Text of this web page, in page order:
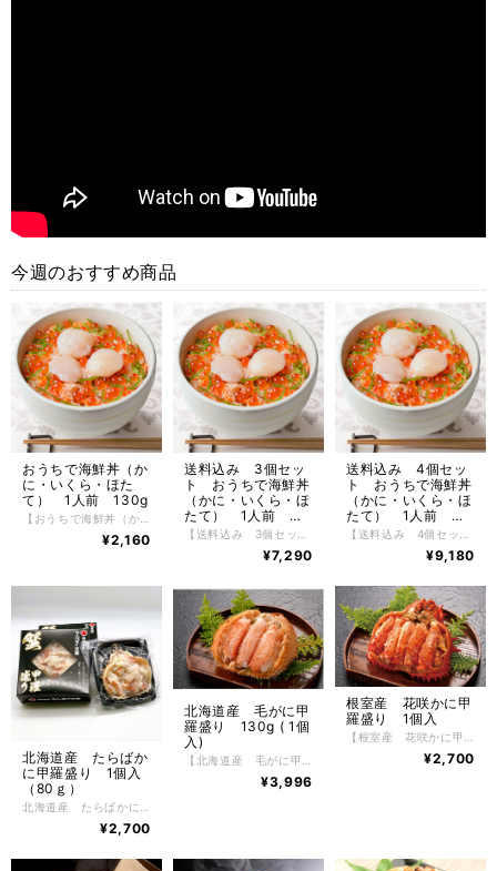
今週のおすすめ商品
おうちで海鮮丼（か
に・いくら・ほた
て） 1人前 130g
¥2,160
送料込み 3個セッ
ト おうちで海鮮丼
（かに・いくら・ほ
たて） 1人前
130g×３
¥7,290
送料込み 4個セッ
ト おうちで海鮮丼
（かに・いくら・ほ
たて） 1人前
130g×４
¥9,180
北海道産 たらばか
に甲羅盛り 1個入
（80ｇ）
¥2,700
北海道産 毛がに甲
羅盛り 130g ( 1個
入)
¥3,996
根室産 花咲かに甲
羅盛り 1個入
¥2,700